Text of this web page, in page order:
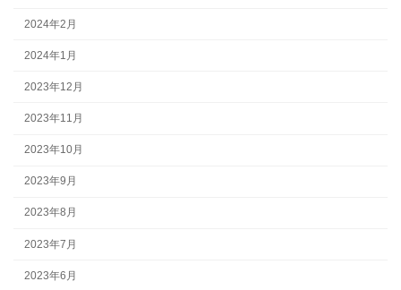
2024年2月
2024年1月
2023年12月
2023年11月
2023年10月
2023年9月
2023年8月
2023年7月
2023年6月